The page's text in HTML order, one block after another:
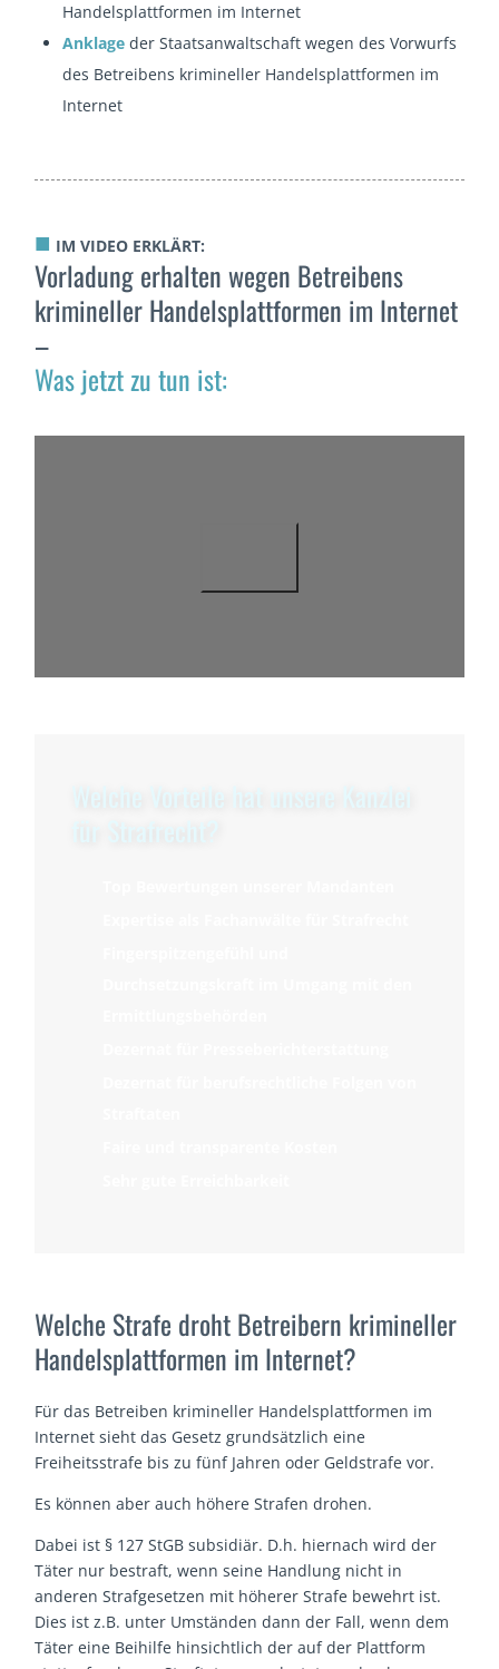
Handelsplattformen im Internet
Anklage der Staatsanwaltschaft wegen des Vorwurfs
des Betreibens krimineller Handelsplattformen im
Internet
■ IM VIDEO ERKLÄRT:
Vorladung erhalten wegen Betreibens
krimineller Handelsplattformen im Internet
–
Was jetzt zu tun ist:
Welche Strafe droht Betreibern krimineller
Handelsplattformen im Internet?
Für das Betreiben krimineller Handelsplattformen im
Internet sieht das Gesetz grundsätzlich eine
Freiheitsstrafe bis zu fünf Jahren oder Geldstrafe vor.
Es können aber auch höhere Strafen drohen.
Dabei ist § 127 StGB subsidiär. D.h. hiernach wird der
Täter nur bestraft, wenn seine Handlung nicht in
anderen Strafgesetzen mit höherer Strafe bewehrt ist.
Dies ist z.B. unter Umständen dann der Fall, wenn dem
Täter eine Beihilfe hinsichtlich der auf der Plattform